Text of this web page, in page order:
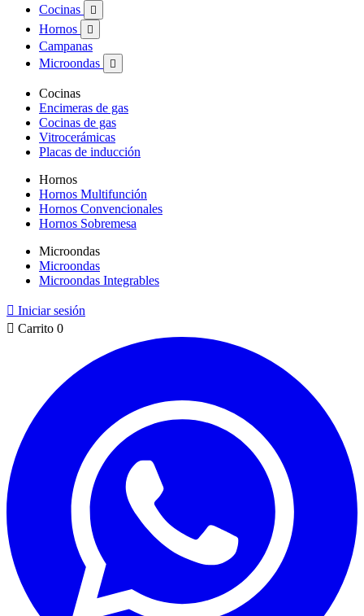
Cocinas

Hornos 
Campanas
Microondas

Cocinas
Encimeras de gas
Cocinas de gas
Vitrocerámicas
Placas de inducción
Hornos
Hornos Multifunción
Hornos Convencionales
Hornos Sobremesa
Microondas
Microondas
Microondas Integrables
 Iniciar sesión
 Carrito 0